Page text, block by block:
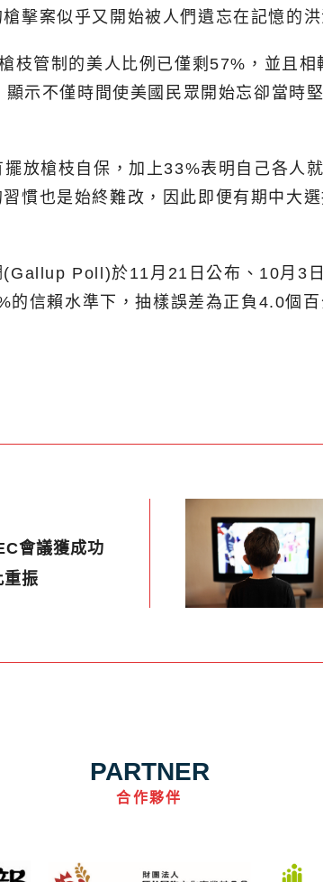
擊案似乎又開始被人們遺忘在記憶的
枝管制的美人比例已僅剩57%，並且
示不僅時間使美國民眾開始忘卻當時
放槍枝自保，加上33%表明自己各人
慣也是始終難改，因此即便有期中大
Poll)於11月21日公布、10月3
信賴水準下，抽樣誤差為正負4.0個百
會議獲成功
重振
PARTNER
合作夥伴